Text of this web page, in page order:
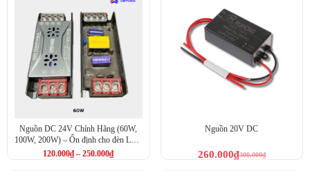
Nguồn DC 24V Chính Hãng (60W,
100W, 200W) – Ổn định cho đèn LED
(PKPDC24)
120.000₫ – 250.000₫
Nguồn 20V DC
300.000₫
260.000₫